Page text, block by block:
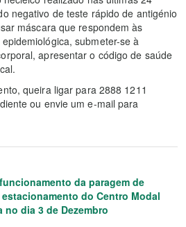
negativo de teste rápido de antigénio
máscara que respondem às
submeter-se à
apresentar o código de saúde
queira ligar para 2888 1211
ou envie um e-mail para
da paragem de
do Centro Modal
no dia 3 de Dezembro